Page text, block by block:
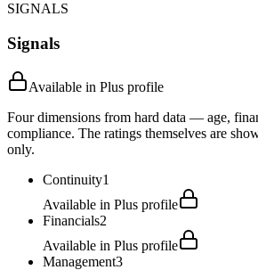
SIGNALS
Signals
Available in Plus profile
Four dimensions from hard data — age,
compliance. The ratings themselves are
only.
Continuity1
Available in Plus profile
Financials2
Available in Plus profile
Management3